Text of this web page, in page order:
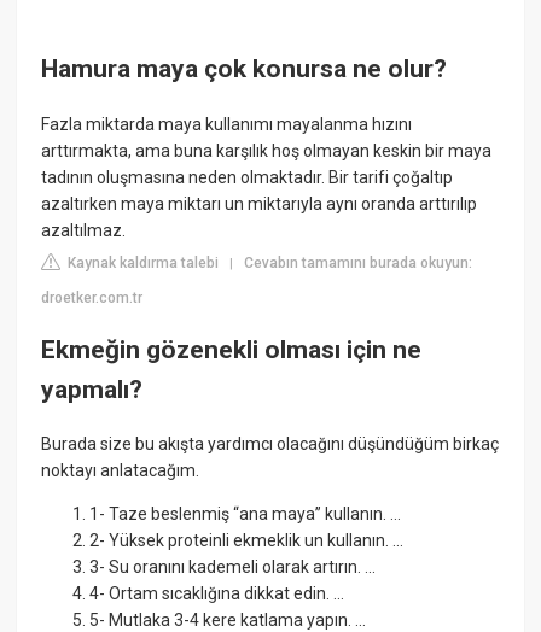
Hamura maya çok konursa ne olur?
Fazla miktarda maya kullanımı mayalanma hızını
arttırmakta, ama buna karşılık hoş olmayan keskin bir maya
tadının oluşmasına neden olmaktadır. Bir tarifi çoğaltıp
azaltırken maya miktarı un miktarıyla aynı oranda arttırılıp
azaltılmaz.
Kaynak kaldırma talebi |Cevabın tamamını burada okuyun:
droetker.com.tr
Ekmeğin gözenekli olması için ne
yapmalı?
Burada size bu akışta yardımcı olacağını düşündüğüm birkaç
noktayı anlatacağım.
1- Taze beslenmiş “ana maya” kullanın. ...
2- Yüksek proteinli ekmeklik un kullanın. ...
3- Su oranını kademeli olarak artırın. ...
4- Ortam sıcaklığına dikkat edin. ...
5- Mutlaka 3-4 kere katlama yapın. ...